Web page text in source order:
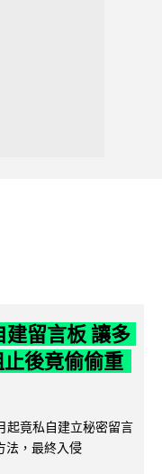
留言板 讓多
後竟偷偷重
竟私自建立秘密留言
法，最終入侵